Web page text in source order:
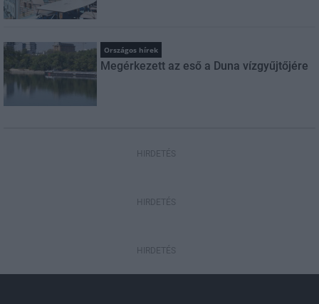
Országos hírek
Megérkezett az eső a Duna vízgyűjtőjére
HIRDETÉS
HIRDETÉS
HIRDETÉS